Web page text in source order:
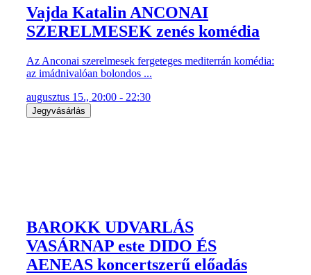
Vajda Katalin ANCONAI
SZERELMESEK zenés komédia
Az Anconai szerelmesek fergeteges mediterrán komédia:
az imádnivalóan bolondos ...
augusztus 15., 20:00 - 22:30
Jegyvásárlás
BAROKK UDVARLÁS
VASÁRNAP este DIDO ÉS
AENEAS koncertszerű előadás